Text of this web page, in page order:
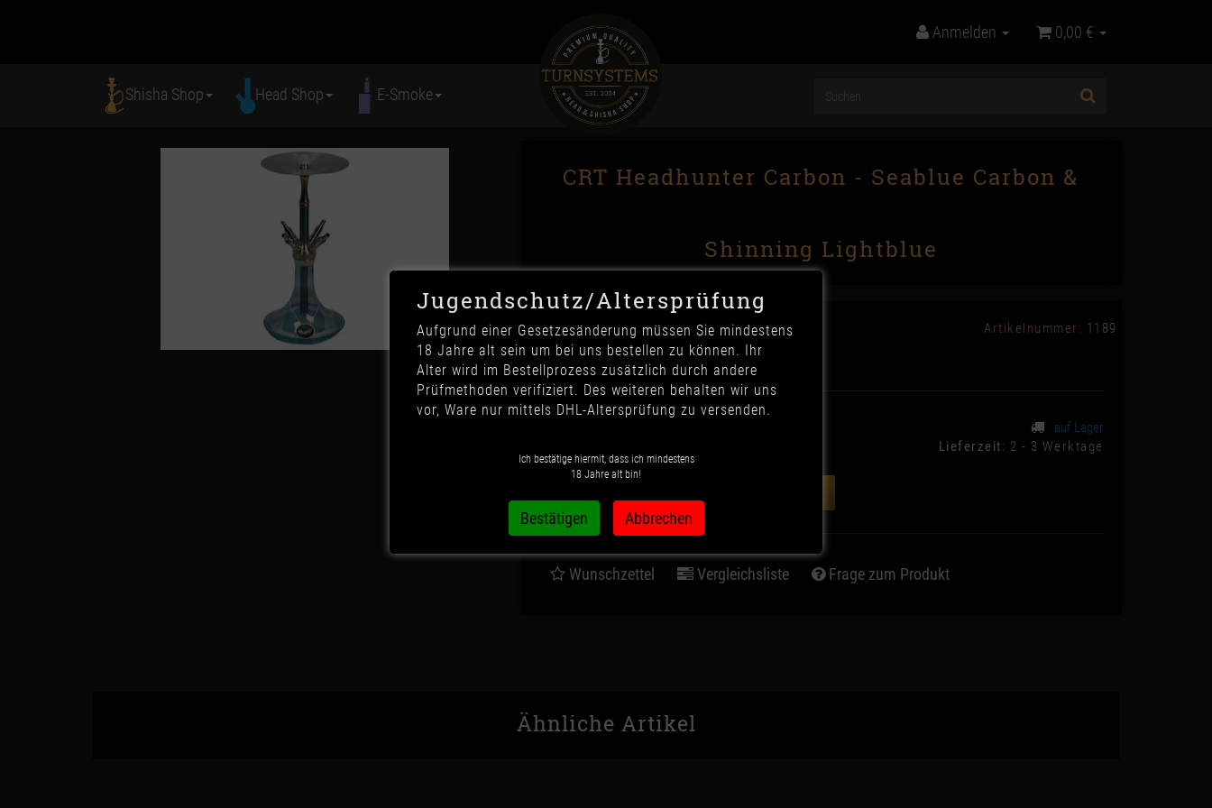
Anmelden 0,00 €
Shisha Shop Head Shop E-Smoke
CRT Headhunter Carbon - Seablue Carbon &
Shinning Lightblue
Artikelnummer: 1189
auf Lager
Lieferzeit: 2 - 3 Werktage
Wunschzettel Vergleichsliste Frage zum Produkt
Ähnliche Artikel
Jugendschutz/Altersprüfung
Aufgrund einer Gesetzesänderung müssen Sie mindestens
18 Jahre alt sein um bei uns bestellen zu können. Ihr
Alter wird im Bestellprozess zusätzlich durch andere
Prüfmethoden verifiziert. Des weiteren behalten wir uns
vor, Ware nur mittels DHL-Altersprüfung zu versenden.
Ich bestätige hiermit, dass ich mindestens
18 Jahre alt bin!